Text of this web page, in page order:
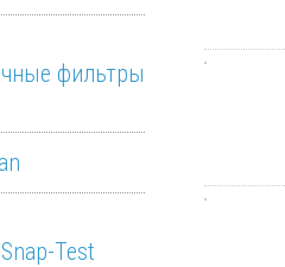
фильтры
Test